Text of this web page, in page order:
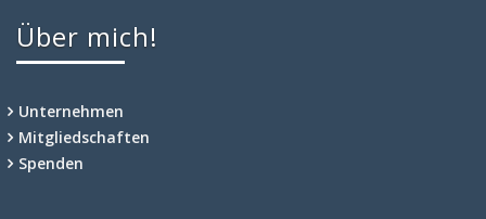
Über mich!
Unternehmen
Mitgliedschaften
Spenden